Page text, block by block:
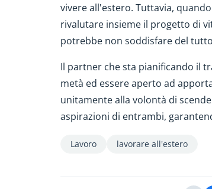
vivere all'estero. Tuttavia,
rivalutare insieme il progetto di
potrebbe non soddisfare del
Il partner che sta pianificando il
metà ed essere aperto ad
unitamente alla volontà di
aspirazioni di entrambi,
Lavoro lavorare all'estero